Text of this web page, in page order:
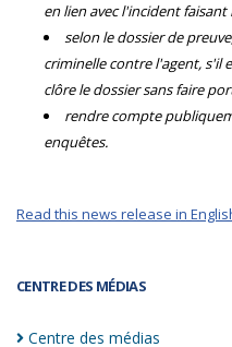
CENTRE DES MÉDIAS
Centre des médias
en lien avec l'incident
selon le dossier de
criminelle contre l'agent, s'il
clôre le dossier sans faire
rendre compte
enquêtes.
Read this news release in